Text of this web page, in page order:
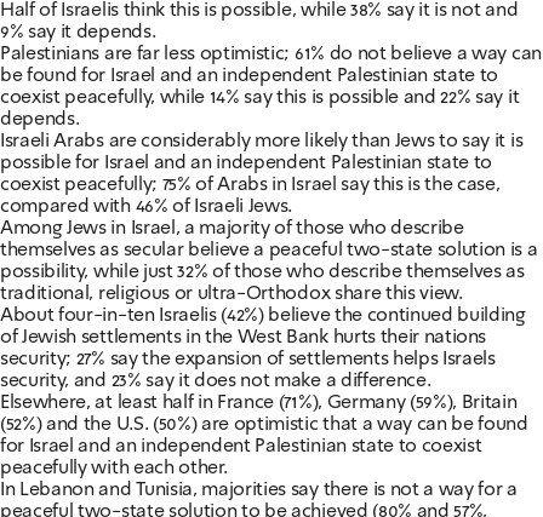
Half of Israelis think this is possible, while 38% say it is not and
9% say it depends.
Palestinians are far less optimistic; 61% do not believe a way can
be found for Israel and an independent Palestinian state to
coexist peacefully, while 14% say this is possible and 22% say it
depends.
Israeli Arabs are considerably more likely than Jews to say it is
possible for Israel and an independent Palestinian state to
coexist peacefully; 75% of Arabs in Israel say this is the case,
compared with 46% of Israeli Jews.
Among Jews in Israel, a majority of those who describe
themselves as secular believe a peaceful two-state solution is a
possibility, while just 32% of those who describe themselves as
traditional, religious or ultra-Orthodox share this view.
About four-in-ten Israelis (42%) believe the continued building
of Jewish settlements in the West Bank hurts their nations
security; 27% say the expansion of settlements helps Israels
security, and 23% say it does not make a difference.
Elsewhere, at least half in France (71%), Germany (59%), Britain
(52%) and the U.S. (50%) are optimistic that a way can be found
for Israel and an independent Palestinian state to coexist
peacefully with each other.
In Lebanon and Tunisia, majorities say there is not a way for a
peaceful two-state solution to be achieved (80% and 57%,